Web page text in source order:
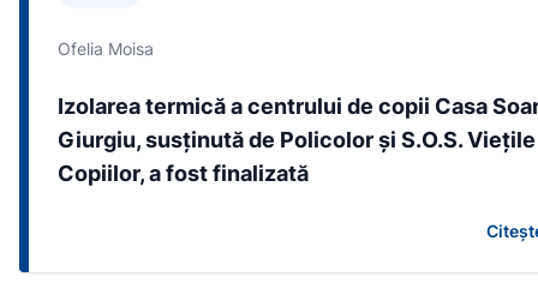
Ofelia Moisa
Izolarea termică a centrului de copii Casa
Giurgiu, susținută de Policolor și S.O.S. Viețile
Copiilor, a fost finalizată